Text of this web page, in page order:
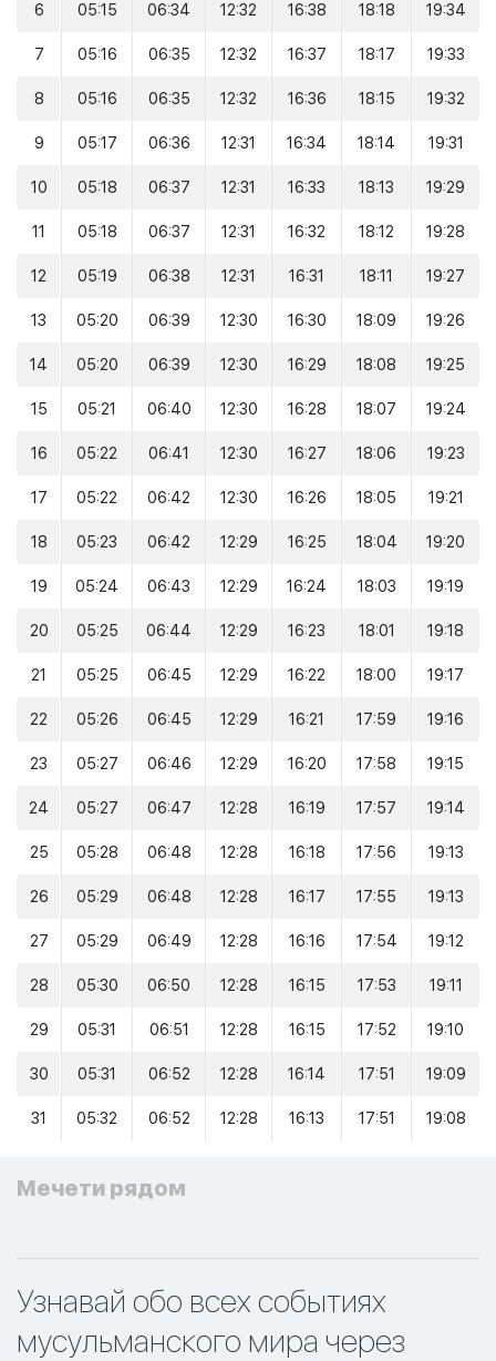
6 05:15 06:34 12:32 16:38 18:18 19:34
7 05:16 06:35 12:32 16:37 18:17 19:33
8 05:16 06:35 12:32 16:36 18:15 19:32
9 05:17 06:36 12:31 16:34 18:14 19:31
10 05:18 06:37 12:31 16:33 18:13 19:29
11 05:18 06:37 12:31 16:32 18:12 19:28
12 05:19 06:38 12:31 16:31 18:11 19:27
13 05:20 06:39 12:30 16:30 18:09 19:26
14 05:20 06:39 12:30 16:29 18:08 19:25
15 05:21 06:40 12:30 16:28 18:07 19:24
16 05:22 06:41 12:30 16:27 18:06 19:23
17 05:22 06:42 12:30 16:26 18:05 19:21
18 05:23 06:42 12:29 16:25 18:04 19:20
19 05:24 06:43 12:29 16:24 18:03 19:19
20 05:25 06:44 12:29 16:23 18:01 19:18
21 05:25 06:45 12:29 16:22 18:00 19:17
22 05:26 06:45 12:29 16:21 17:59 19:16
23 05:27 06:46 12:29 16:20 17:58 19:15
24 05:27 06:47 12:28 16:19 17:57 19:14
25 05:28 06:48 12:28 16:18 17:56 19:13
26 05:29 06:48 12:28 16:17 17:55 19:13
27 05:29 06:49 12:28 16:16 17:54 19:12
28 05:30 06:50 12:28 16:15 17:53 19:11
29 05:31 06:51 12:28 16:15 17:52 19:10
30 05:31 06:52 12:28 16:14 17:51 19:09
31 05:32 06:52 12:28 16:13 17:51 19:08
Мечети рядом
Узнавай обо всех событиях
мусульманского мира через